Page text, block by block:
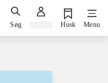
Søg Husk Menu